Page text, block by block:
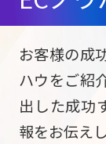
お客様の成
ハウをご紹
出した成功
報をお伝えし